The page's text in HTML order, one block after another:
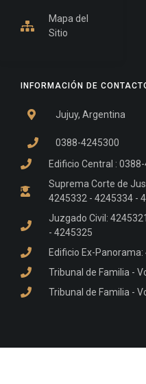
INFORMACIÓN DE
Jujuy, Argentina
0388-4245300
Edificio Central :
Suprema Corte de
4245332 - 4245334 -
Juzgado Civil:
- 4245325
Edificio Ex-
Tribunal de Familia -
Tribunal de Familia -
Mapa del
Sitio